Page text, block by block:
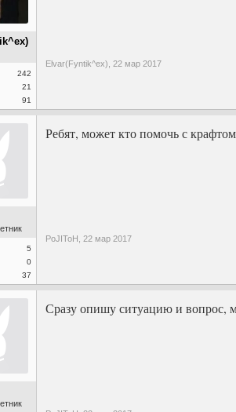
242
21
91
Elvar(Fyntik^ex), 22 мар 2017
5
0
37
Ребят, может кто помочь с
PoJIToH, 22 мар 2017
Сразу опишу ситуацию и вопрос,